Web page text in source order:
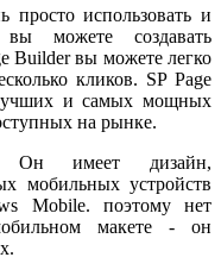
просто использовать и
вы можете создавать
Builder вы можете легко
кликов. SP Page
и самых мощных
на рынке.
Он имеет дизайн,
мобильных устройств
Mobile. поэтому нет
макете - он